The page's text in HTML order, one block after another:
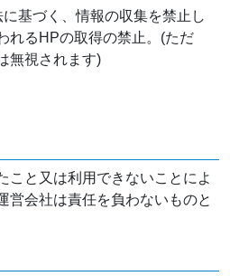
基づく、情報の収集を禁止し
れるHPの取得の禁止。(ただ
無視されます)
こと又は利用できないことによ
営会社は責任を負わないものと